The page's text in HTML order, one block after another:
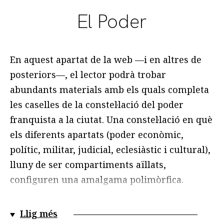
El Poder
Llig més
En aquest apartat de la web —i en altres de
posteriors—, el lector podrà trobar
abundants materials amb els quals completa
les caselles de la constel·lació del poder
franquista a la ciutat. Una constel·lació en què
els diferents apartats (poder econòmic,
polític, militar, judicial, eclesiàstic i cultural),
lluny de ser compartiments aïllats,
configuren una amalgama polimòrfica.
Per posar-ne un exemple, la guàrdia